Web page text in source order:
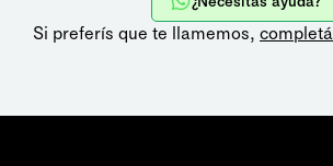
Si preferís que te llamemos,